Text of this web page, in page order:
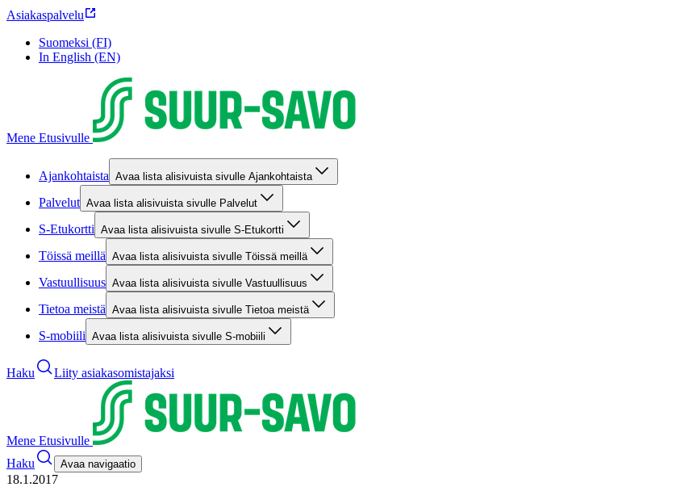
Asiakaspalvelu
Suomeksi (FI)
In English (EN)
Mene Etusivulle
Ajankohtaista Avaa lista alisivuista sivulle Ajankohtaista
Palvelut Avaa lista alisivuista sivulle Palvelut
S-Etukortti Avaa lista alisivuista sivulle S-Etukortti
Töissä meillä Avaa lista alisivuista sivulle Töissä meillä
Vastuullisuus Avaa lista alisivuista sivulle Vastuullisuus
Tietoa meistä Avaa lista alisivuista sivulle Tietoa meistä
S-mobiili Avaa lista alisivuista sivulle S-mobiili
Haku Liity asiakasomistajaksi
Mene Etusivulle
Haku
Avaa navigaatio
18.1.2017